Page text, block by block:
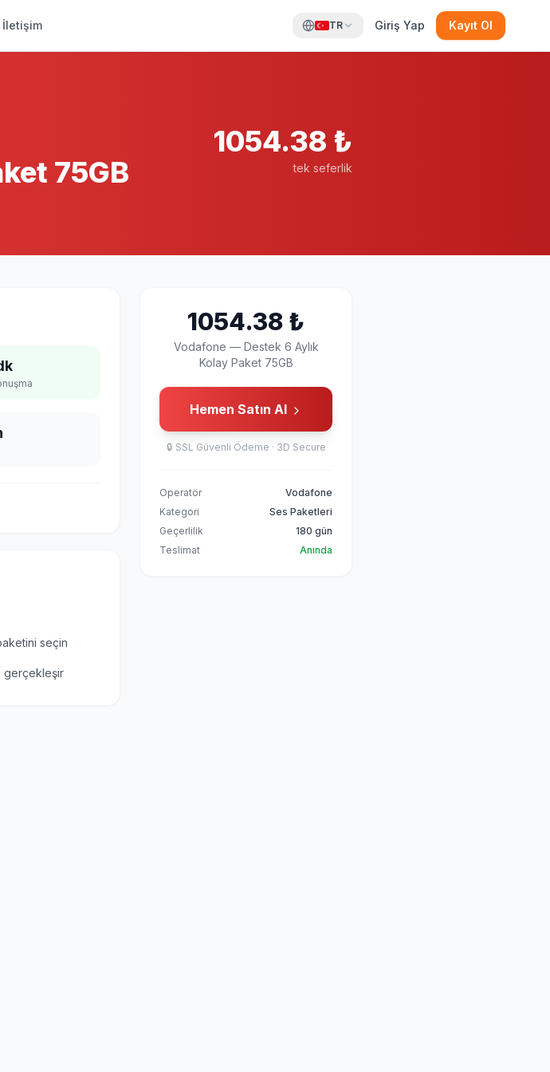
İletişim TR Giriş Yap Kayıt Ol
75GB
1054.38 ₺
tek seferlik
seçin
gerçekleşir
1054.38 ₺
Vodafone — Destek 6 Aylık
Kolay Paket 75GB
Hemen Satın Al
🔒 SSL Güvenli Ödeme · 3D Secure
Operatör
Vodafone
Kategori
Ses Paketleri
Geçerlilik
180 gün
Teslimat
Anında